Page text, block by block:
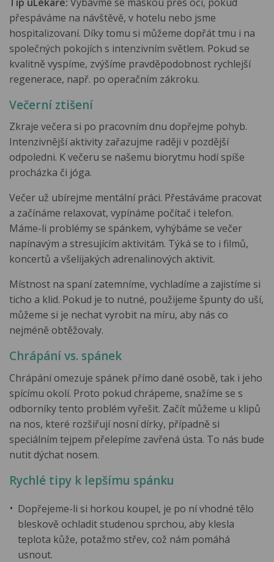
přespáváme na návštěvě, v hotelu nebo jsme
hospitalizovaní. Díky tomu si můžeme dopřát tmu i na
společných pokojích s intenzivním světlem. Pokud se
kvalitně vyspíme, zvýšíme pravděpodobnost rychlejší
regenerace, např. po operačním zákroku.
Večerní ztišení
Zkraje večera si po pracovním dnu dopřejme pohyb.
Intenzivnější aktivity zařazujme raději v pozdější
odpoledni. K večeru se našemu biorytmu hodí spíše
procházka či jóga.
Večer už ubírejme mentální práci. Přestáváme pracovat
a začínáme relaxovat, vypínáme počítač i telefon.
Máme-li problémy se spánkem, vyhýbáme se večer
napínavým a stresujícím aktivitám. Týká se to i filmů,
koncertů a všelijakých adrenalinových aktivit.
Místnost na spaní zatemníme, vychladíme a zajistíme si
ticho a klid. Pokud je to nutné, použijeme špunty do uší,
můžeme si je nechat vyrobit na míru, aby nás co
nejméně obtěžovaly.
Chrápání vs. spánek
Chrápání omezuje spánek přímo dané osobě, tak i jeho
spícímu okolí. Proto pokud chrápeme, snažíme se s
odborníky tento problém vyřešit. Začít můžeme u klipů
na nos, které rozšiřují nosní dírky, případně si
speciálním tejpem přelepíme zavřená ústa. To nás bude
nutit dýchat nosem.
Rychlé tipy k lepšímu spánku
Dopřejeme-li si horkou koupel, je po ní vhodné tělo
bleskově ochladit studenou sprchou, aby klesla
teplota kůže, potažmo střev, což nám pomáhá
usnout.